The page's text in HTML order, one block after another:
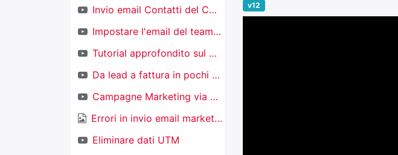
Invio email Contatti del CRM
Impostare l'email del team di vendita
Tutorial approfondito sul CRM
Da lead a fattura in pochi click
Campagne Marketing via email
Errori in invio email marketing
Eliminare dati UTM
v12